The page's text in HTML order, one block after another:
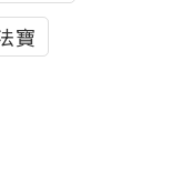
寶